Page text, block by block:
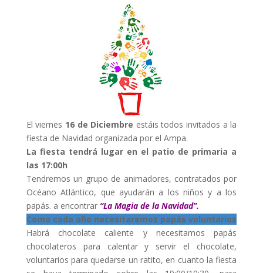
El viernes 16 de Diciembre estáis todos invitados a la
fiesta de Navidad organizada por el Ampa.
La fiesta tendrá lugar en el patio de primaria a
las 17:00h
Tendremos un grupo de animadores, contratados por
Océano Atlántico, que ayudarán a los niños y a los
papás. a encontrar “La Magia de la Navidad”.
Como cada año necesitaremos papás voluntarios
Habrá chocolate caliente y necesitamos papás
chocolateros para calentar y servir el chocolate,
voluntarios para quedarse un ratito, en cuanto la fiesta